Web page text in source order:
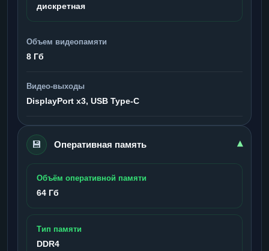
дискретная
Объем видеопамяти
8 Гб
Видео-выходы
DisplayPort x3, USB Type-C
💾 Оперативная память ▾
Объём оперативной памяти
64 Гб
Тип памяти
DDR4